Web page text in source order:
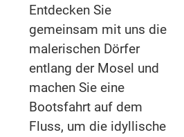
Entdecken Sie
gemeinsam mit uns die
malerischen Dörfer
entlang der Mosel und
machen Sie eine
Bootsfahrt auf dem
Fluss, um die idyllische